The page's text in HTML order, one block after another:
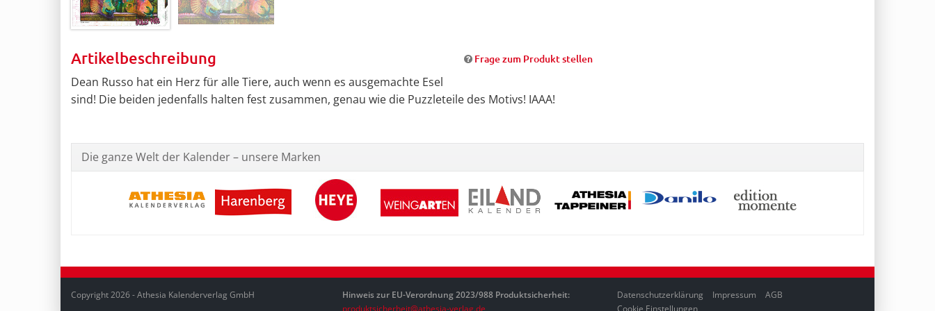
Artikelbeschreibung Frage zum Produkt stellen
Dean Russo hat ein Herz für alle Tiere, auch wenn es ausgemachte Esel
sind! Die beiden jedenfalls halten fest zusammen, genau wie die Puzzleteile des Motivs! IAAA!
Die ganze Welt der Kalender – unsere Marken
Copyright 2026 - Athesia Kalenderverlag GmbH
Hinweis zur EU-Verordnung 2023/988 Produktsicherheit:
produktsicherheit@athesia-verlag.de
Datenschutzerklärung Impressum
AGB
Cookie Einstellungen